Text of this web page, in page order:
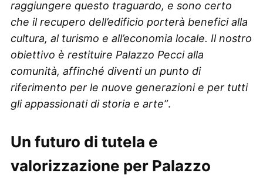
raggiungere questo traguardo, e sono certo
che il recupero dell’edificio porterà benefici alla
cultura, al turismo e all’economia locale. Il nostro
obiettivo è restituire Palazzo Pecci alla
comunità, affinché diventi un punto di
riferimento per le nuove generazioni e per tutti
gli appassionati di storia e arte”.
Un futuro di tutela e
valorizzazione per Palazzo